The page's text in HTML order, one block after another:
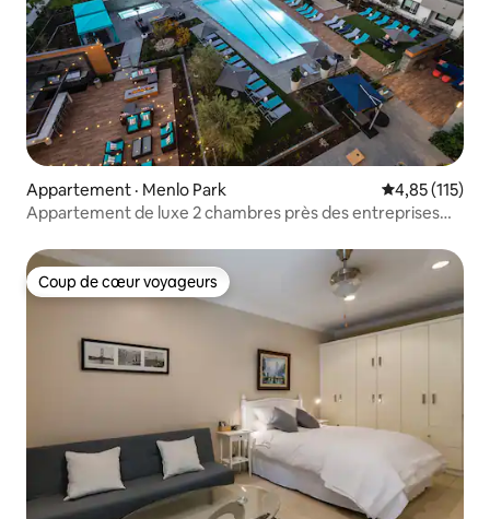
Appartement · Menlo Park Note
4,85 (115)
Appartement de luxe 2 chambres près des entreprises
Coup de cœur voyageurs
Coup de cœur voyageurs